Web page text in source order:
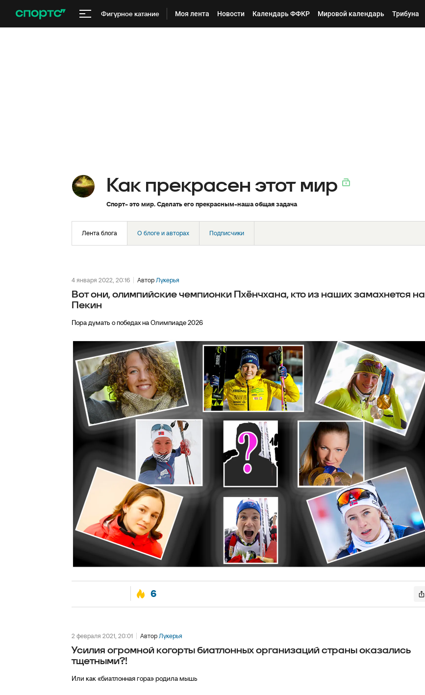
Фигурное катание Моя лента Новости Календарь ФФКР Мировой календарь Трибуна
Как прекрасен этот мир
Спорт- это мир. Сделать его прекрасным-наша общая задача
Лента блога О блоге и авторах Подписчики
4 января 2022, 20:16 АвторЛукерья
Вот они, олимпийские чемпионки Пхёнчхана, кто из наших замахнется на
Пекин
Пора думать о победах на Олимпиаде 2026
6
2 февраля 2021, 20:01 АвторЛукерья
Усилия огромной когорты биатлонных организаций страны оказались
тщетными?!
Или как «биатлонная гора» родила мышь